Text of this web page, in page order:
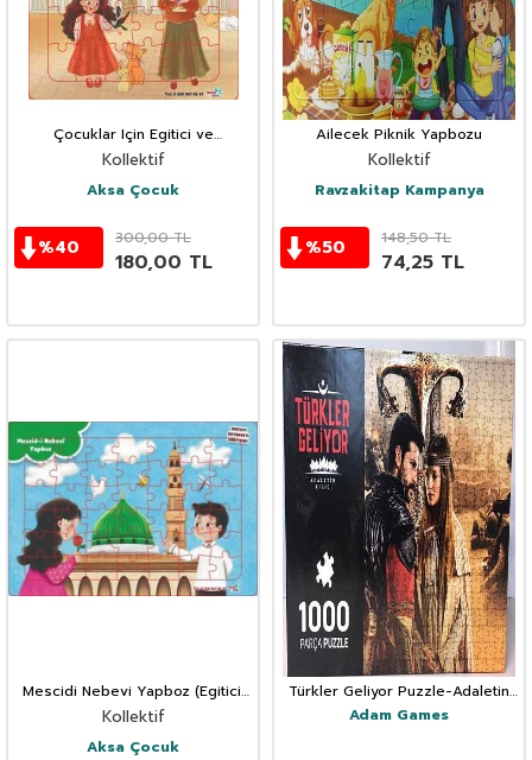
Çocuklar Için Egitici ve
Eglendirici Kudüs Yapboz
Kollektif
Aksa Çocuk
%40 300,00TL
180,00 TL
Ailecek Piknik Yapbozu
Kollektif
Ravzakitap Kampanya
%50 148,50TL
74,25 TL
Mescidi Nebevi Yapboz (Egitici,
Eglendirici ve Zekâ Gelistirici 42
Parça
Kollektif
Aksa Çocuk
Türkler Geliyor Puzzle-Adaletin
Kılıcı (1000 Parça)
Adam Games